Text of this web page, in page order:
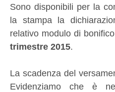
Sono disponibili per la
la stampa la
relativo modulo di
trimestre 2015.
La scadenza del
Evidenziamo che è